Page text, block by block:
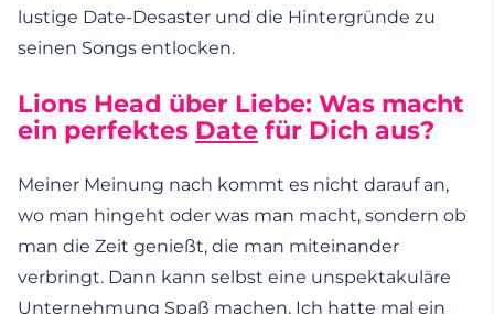
lustige Date-Desaster und die Hintergründe zu
seinen Songs entlocken.
Lions Head über Liebe: Was macht
ein perfektes Date für Dich aus?
Meiner Meinung nach kommt es nicht darauf an,
wo man hingeht oder was man macht, sondern ob
man die Zeit genießt, die man miteinander
verbringt. Dann kann selbst eine unspektakuläre
Unternehmung Spaß machen. Ich hatte mal ein